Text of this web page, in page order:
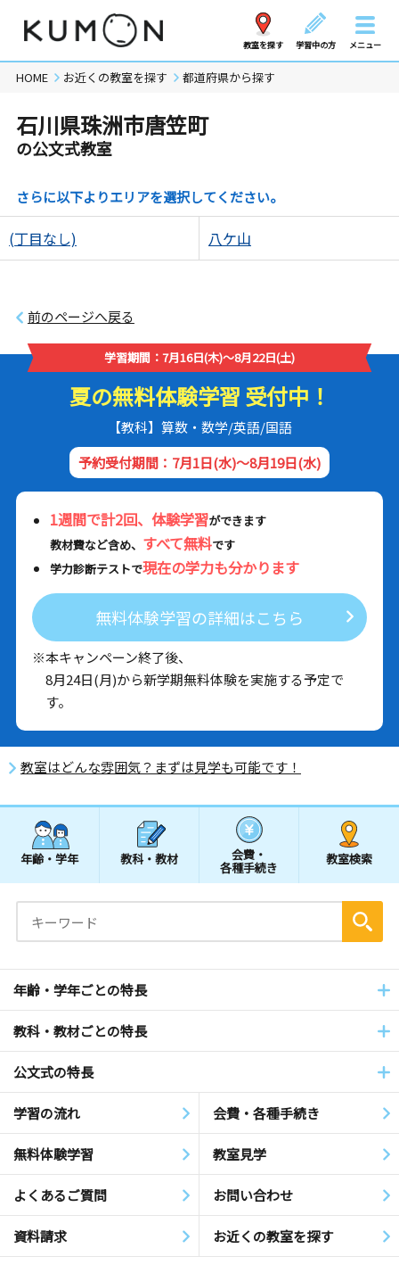
教室を探す 学習中の方 メニュー
HOME お近くの教室を探す 都道府県から探す
石川県珠洲市唐笠町
の公文式教室
さらに以下よりエリアを選択してください。
(丁目なし) 八ケ山
前のページへ戻る
学習期間：7月16日(木)～8月22日(土)
夏の無料体験学習 受付中！
【教科】算数・数学/英語/国語
予約受付期間：7月1日(水)～8月19日(水)
1週間で計2回、体験学習ができます
教材費など含め、 すべて無料です
学力診断テストで現在の学力も分かります
無料体験学習の詳細はこちら
※本キャンペーン終了後、
8月24日(月)から新学期無料体験を実施する予定で
す。
教室はどんな雰囲気？まずは見学も可能です！
年齢・学年 教科・教材 会費・
各種手続き
教室検索
年齢・学年ごとの特長
教科・教材ごとの特長
公文式の特長
学習の流れ 会費・各種手続き
無料体験学習 教室見学
よくあるご質問 お問い合わせ
資料請求 お近くの教室を探す